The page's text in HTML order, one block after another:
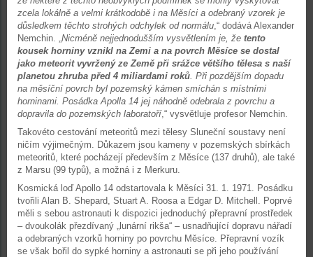
zcela lokálně a velmi krátkodobě i na Měsíci a odebraný vzorek je
důsledkem těchto strohých odchylek od normálu,“ dodává Alexander
Nemchin. „Nicméně nejjednodušším vysvětlením je, že tento
kousek horniny vznikl na Zemi a na povrch Měsíce se dostal
jako meteorit vyvržený ze Země při srážce většího tělesa s naší
planetou zhruba před 4 miliardami roků. Při pozdějším dopadu
na měsíční povrch byl pozemský kámen smíchán s místními
horninami. Posádka Apolla 14 jej náhodně odebrala z povrchu a
dopravila do pozemských laboratoří,“ vysvětluje profesor Nemchin.
Takovéto cestování meteoritů mezi tělesy Sluneční soustavy není
ničím výjimečným. Důkazem jsou kameny v pozemských sbírkách
meteoritů, které pocházejí především z Měsíce (137 druhů), ale také
z Marsu (99 typů), a možná i z Merkuru.
Kosmická loď Apollo 14 odstartovala k Měsíci 31. 1. 1971. Posádku
tvořili Alan B. Shepard, Stuart A. Roosa a Edgar D. Mitchell. Poprvé
měli s sebou astronauti k dispozici jednoduchý přepravní prostředek
– dvoukolák přezdívaný „lunární rikša“ – usnadňující dopravu nářadí
a odebraných vzorků horniny po povrchu Měsíce. Přepravní vozík
se však bořil do sypké horniny a astronauti se při jeho používání